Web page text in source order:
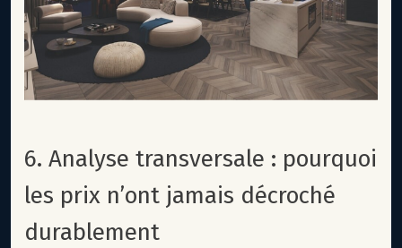
6. Analyse transversale : pourquoi
les prix n’ont jamais décroché
durablement